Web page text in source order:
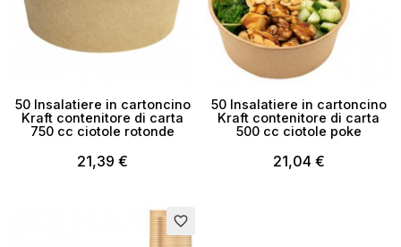
50 Insalatiere in cartoncino
Kraft contenitore di carta
750 cc ciotole rotonde
21,39 €
50 Insalatiere in cartoncino
Kraft contenitore di carta
500 cc ciotole poke
21,04 €
favorite_border
Crea lista dei desideri